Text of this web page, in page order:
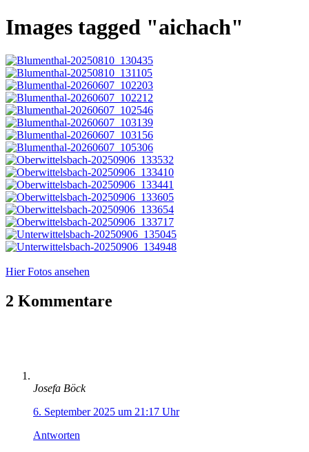
Images tagged "aichach"
Hier Fotos ansehen
2 Kommentare
Josefa Böck
6. September 2025 um 21:17 Uhr
Antworten